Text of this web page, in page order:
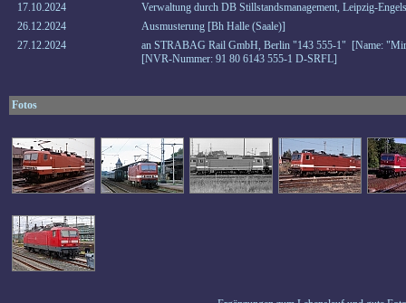
17.10.2024
Verwaltung durch DB Stillstandsmanagement, Leipzig-
26.12.2024
Ausmusterung [Bh Halle (Saale)]
27.12.2024
an STRABAG Rail GmbH, Berlin "143 555-1" [Name:
[NVR-Nummer: 91 80 6143 555-1 D-SRFL]
Fotos